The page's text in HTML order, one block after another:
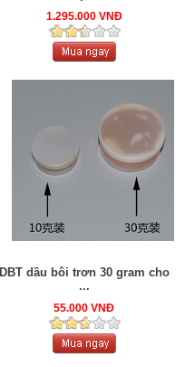
1.295.000 VNĐ
DBT dầu bôi trơn 30 gram cho
...
55.000 VNĐ